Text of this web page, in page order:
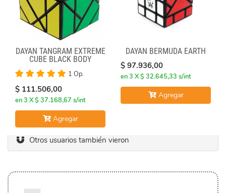
DAYAN TANGRAM EXTREME
CUBE BLACK BODY
1 Op.
$ 111.506,00
en 3 X $ 37.168,67 s/int
Agregar
DAYAN BERMUDA EARTH
$ 97.936,00
en 3 X $ 32.645,33 s/int
Agregar
Otros usuarios también vieron